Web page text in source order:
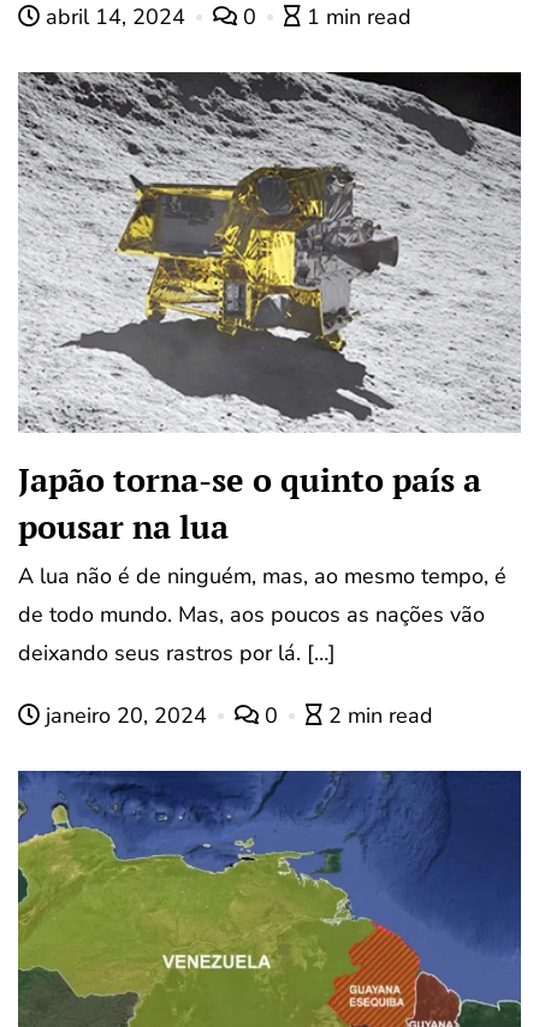
abril 14, 2024 0 1 min read
Japão torna-se o quinto país a
pousar na lua
A lua não é de ninguém, mas, ao mesmo tempo, é
de todo mundo. Mas, aos poucos as nações vão
deixando seus rastros por lá. […]
janeiro 20, 2024 0 2 min read